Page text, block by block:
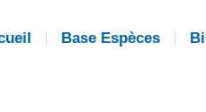
Base Espèces